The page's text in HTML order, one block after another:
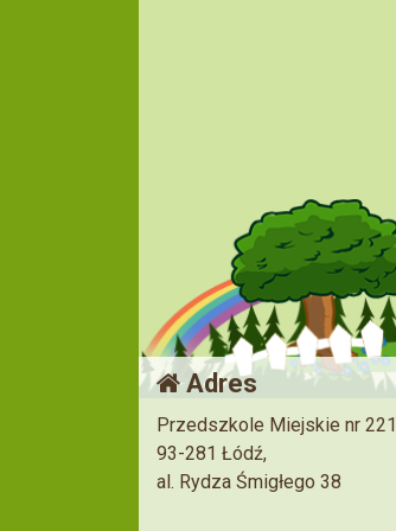
Adres
Przedszkole Miejskie nr 221
93-281 Łódź,
al. Rydza Śmigłego 38